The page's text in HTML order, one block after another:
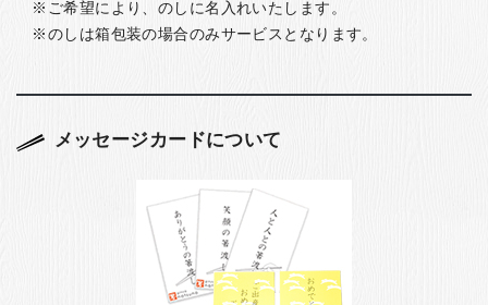
ご希望により、のしに名入れいたします。
のしは箱包装の場合のみサービスとなります。
メッセージカードについて